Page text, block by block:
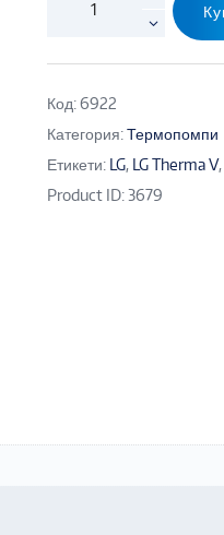
Код:6922
Категория:Термопомпи
Етикети: LG, LG Therma V,
Product ID:3679